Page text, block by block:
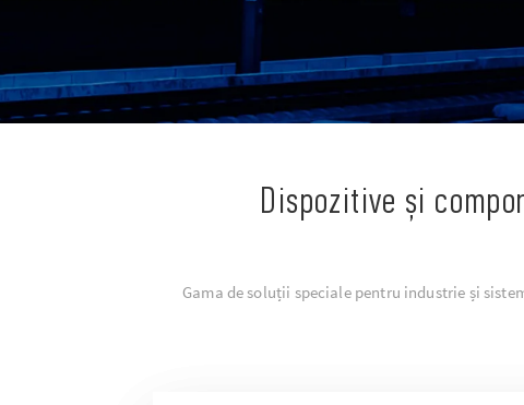
Dispozitive și
Gama de soluții speciale pentru industrie și